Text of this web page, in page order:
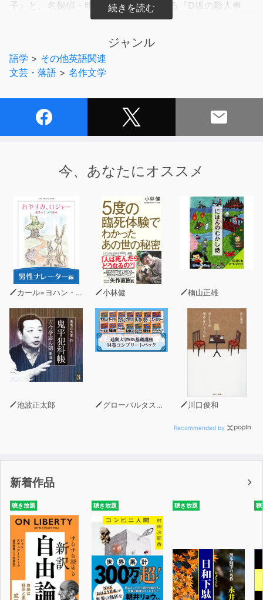
子』と、名探偵・明智小五郎が登場する『D坂の殺人事
件』の２篇を収録。
ジャンル
語学 > その他英語関連
文芸・落語 > 名作文学
今、あなたにオススメ
カール=ヨハン・エリーン 小林健 楠山正雄
池波正太郎 グローバルタスクフォース(著) 川口俊和
Recommended by
新着作品
聴き放題 聴き放題 聴き放題 聴